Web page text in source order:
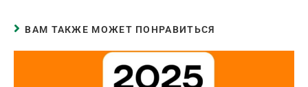
ВАМ ТАКЖЕ МОЖЕТ ПОНРАВИТЬСЯ